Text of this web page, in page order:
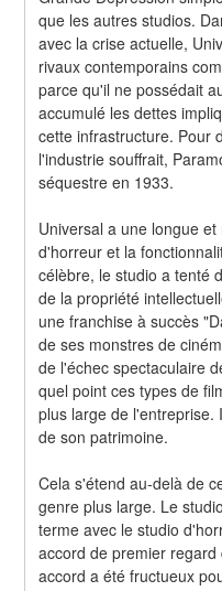
que les autres studios.
avec la crise actuelle,
rivaux contemporains
parce qu'il ne possédait
accumulé les dettes
cette infrastructure. Pour
l'industrie souffrait,
séquestre en 1933.
Universal a une longue
d'horreur et la
célèbre, le studio a tenté
de la propriété
une franchise à succès
de ses monstres de
de l'échec spectaculaire
quel point ces types de
plus large de l'entreprise.
de son patrimoine.
Cela s'étend au-delà de
genre plus large. Le
terme avec le studio
accord de premier
accord a été fructueux